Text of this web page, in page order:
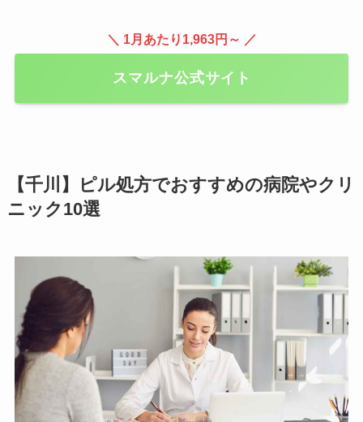
＼ 1月あたり1,963円～ ／
スマルナ公式サイト
【千川】ピル処方でおすすめの病院やクリ
ニック10選